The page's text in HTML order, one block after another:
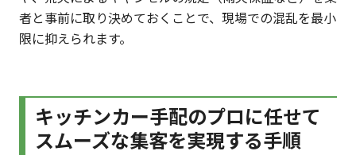
者と事前に取り決めておくことで、現場での混乱を最小
限に抑えられます。
キッチンカー手配のプロに任せて
スムーズな集客を実現する手順